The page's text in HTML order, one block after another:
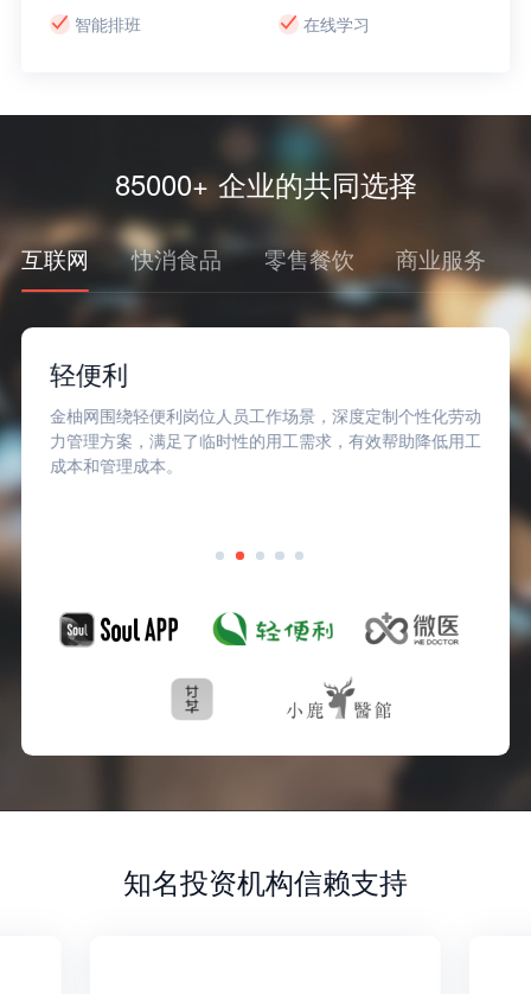
智能排班
在线学习
85000+ 企业的共同选择
互联网 快消食品 零售餐饮 商业服务
轻便利
金柚网围绕轻便利岗位人员工作场景，深度定制个性化劳动
力管理方案，满足了临时性的用工需求，有效帮助降低用工
成本和管理成本。
知名投资机构信赖支持